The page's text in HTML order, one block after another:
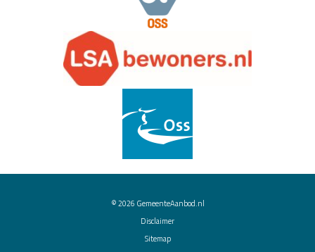
© 2026 GemeenteAanbod.nl
Disclaimer
Sitemap